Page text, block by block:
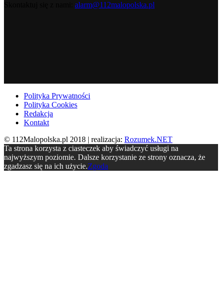
alarm@112malopolska.pl
Polityka Prywatności
Polityka Cookies
Redakcja
Kontakt
© 112Malopolska.pl 2018 | realizacja: Rozumek.NET
Ta strona korzysta z ciasteczek aby świadczyć usługi na
najwyższym poziomie. Dalsze korzystanie ze strony oznacza, że
zgadzasz się na ich użycie.Zgoda